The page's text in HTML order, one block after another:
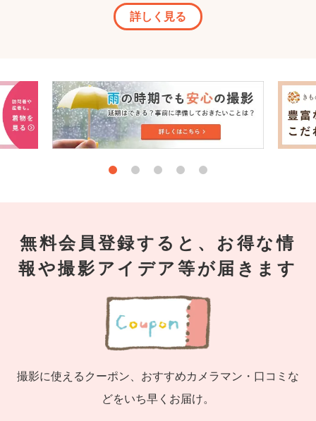
詳しく見る
無料会員登録すると、お得な情
報や撮影アイデア等が届きます
撮影に使えるクーポン、おすすめカメラマン・口コミな
どをいち早くお届け。